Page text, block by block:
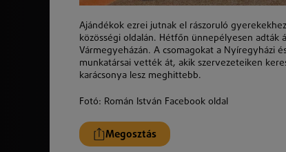
Ajándékok ezrei jutnak el rászoruló
közösségi oldalán. Hétfőn ünnepélyesen adták
Vármegyeházán. A csomagokat a Nyíregyházi
munkatársai vették át, akik szervezeteiken
karácsonya lesz meghittebb.
Fotó: Román István Facebook oldal
Megosztás